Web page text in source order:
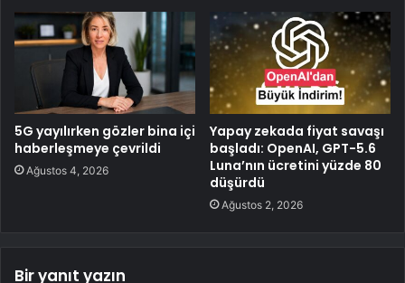
5G yayılırken gözler bina içi
haberleşmeye çevrildi
Ağustos 4, 2026
Yapay zekada fiyat savaşı
başladı: OpenAI, GPT-5.6
Luna’nın ücretini yüzde 80
düşürdü
Ağustos 2, 2026
Bir yanıt yazın